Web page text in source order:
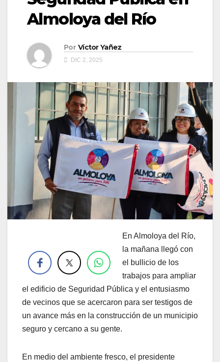
Almoloya del Río
Por Víctor Yañez
DIC 2, 2025
En Almoloya del Río,
la mañana llegó con
el bullicio de los
trabajos para ampliar
el edificio de Seguridad Pública y el entusiasmo
de vecinos que se acercaron para ser testigos de
un avance más en la construcción de un municipio
seguro y cercano a su gente.
En medio del ambiente fresco, el presidente